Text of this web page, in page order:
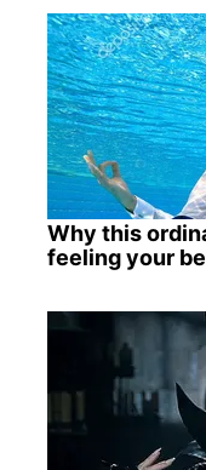
Why this
feeling your